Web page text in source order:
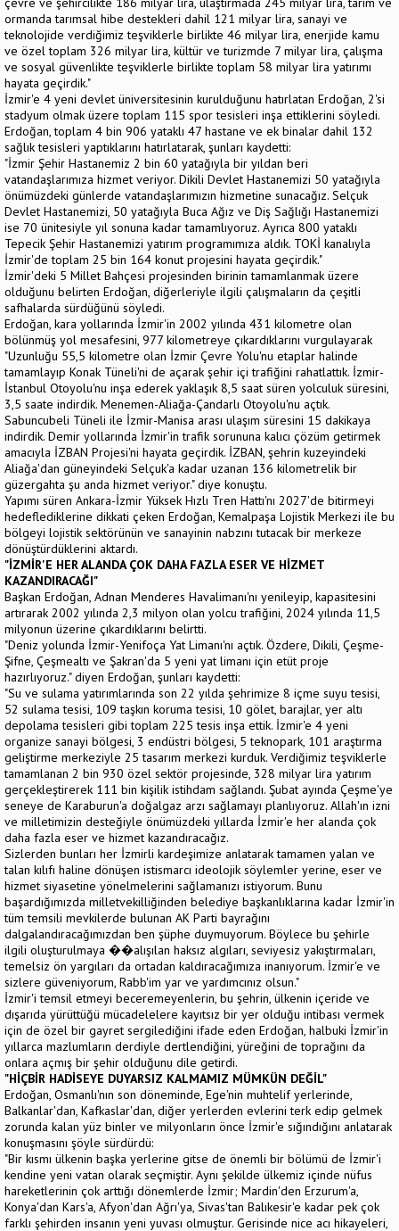
ormanda tarımsal hibe destekleri dahil 121 milyar lira, sanayi ve
teknolojide verdiğimiz teşviklerle birlikte 46 milyar lira, enerjide kamu
ve özel toplam 326 milyar lira, kültür ve turizmde 7 milyar lira, çalışma
ve sosyal güvenlikte teşviklerle birlikte toplam 58 milyar lira yatırımı
hayata geçirdik."
İzmir'e 4 yeni devlet üniversitesinin kurulduğunu hatırlatan Erdoğan, 2'si
stadyum olmak üzere toplam 115 spor tesisleri inşa ettiklerini söyledi.
Erdoğan, toplam 4 bin 906 yataklı 47 hastane ve ek binalar dahil 132
sağlık tesisleri yaptıklarını hatırlatarak, şunları kaydetti:
"İzmir Şehir Hastanemiz 2 bin 60 yatağıyla bir yıldan beri
vatandaşlarımıza hizmet veriyor. Dikili Devlet Hastanemizi 50 yatağıyla
önümüzdeki günlerde vatandaşlarımızın hizmetine sunacağız. Selçuk
Devlet Hastanemizi, 50 yatağıyla Buca Ağız ve Diş Sağlığı Hastanemizi
ise 70 ünitesiyle yıl sonuna kadar tamamlıyoruz. Ayrıca 800 yataklı
Tepecik Şehir Hastanemizi yatırım programımıza aldık. TOKİ kanalıyla
İzmir'de toplam 25 bin 164 konut projesini hayata geçirdik."
İzmir'deki 5 Millet Bahçesi projesinden birinin tamamlanmak üzere
olduğunu belirten Erdoğan, diğerleriyle ilgili çalışmaların da çeşitli
safhalarda sürdüğünü söyledi.
Erdoğan, kara yollarında İzmir'in 2002 yılında 431 kilometre olan
bölünmüş yol mesafesini, 977 kilometreye çıkardıklarını vurgulayarak
"Uzunluğu 55,5 kilometre olan İzmir Çevre Yolu'nu etaplar halinde
tamamlayıp Konak Tüneli'ni de açarak şehir içi trafiğini rahatlattık. İzmir-
İstanbul Otoyolu'nu inşa ederek yaklaşık 8,5 saat süren yolculuk süresini,
3,5 saate indirdik. Menemen-Aliağa-Çandarlı Otoyolu'nu açtık.
Sabuncubeli Tüneli ile İzmir-Manisa arası ulaşım süresini 15 dakikaya
indirdik. Demir yollarında İzmir'in trafik sorununa kalıcı çözüm getirmek
amacıyla İZBAN Projesi'ni hayata geçirdik. İZBAN, şehrin kuzeyindeki
Aliağa'dan güneyindeki Selçuk'a kadar uzanan 136 kilometrelik bir
güzergahta şu anda hizmet veriyor." diye konuştu.
Yapımı süren Ankara-İzmir Yüksek Hızlı Tren Hattı'nı 2027'de bitirmeyi
hedeflediklerine dikkati çeken Erdoğan, Kemalpaşa Lojistik Merkezi ile bu
bölgeyi lojistik sektörünün ve sanayinin nabzını tutacak bir merkeze
dönüştürdüklerini aktardı.
"İZMİR'E HER ALANDA ÇOK DAHA FAZLA ESER VE HİZMET
KAZANDIRACAĞI"
Başkan Erdoğan, Adnan Menderes Havalimanı'nı yenileyip, kapasitesini
artırarak 2002 yılında 2,3 milyon olan yolcu trafiğini, 2024 yılında 11,5
milyonun üzerine çıkardıklarını belirtti.
"Deniz yolunda İzmir-Yenifoça Yat Limanı'nı açtık. Özdere, Dikili, Çeşme-
Şifne, Çeşmealtı ve Şakran'da 5 yeni yat limanı için etüt proje
hazırlıyoruz." diyen Erdoğan, şunları kaydetti:
"Su ve sulama yatırımlarında son 22 yılda şehrimize 8 içme suyu tesisi,
52 sulama tesisi, 109 taşkın koruma tesisi, 10 gölet, barajlar, yer altı
depolama tesisleri gibi toplam 225 tesis inşa ettik. İzmir'e 4 yeni
organize sanayi bölgesi, 3 endüstri bölgesi, 5 teknopark, 101 araştırma
geliştirme merkeziyle 25 tasarım merkezi kurduk. Verdiğimiz teşviklerle
tamamlanan 2 bin 930 özel sektör projesinde, 328 milyar lira yatırım
gerçekleştirerek 111 bin kişilik istihdam sağlandı. Şubat ayında Çeşme'ye
seneye de Karaburun'a doğalgaz arzı sağlamayı planlıyoruz. Allah'ın izni
ve milletimizin desteğiyle önümüzdeki yıllarda İzmir'e her alanda çok
daha fazla eser ve hizmet kazandıracağız.
Sizlerden bunları her İzmirli kardeşimize anlatarak tamamen yalan ve
talan kılıfı haline dönüşen istismarcı ideolojik söylemler yerine, eser ve
hizmet siyasetine yönelmelerini sağlamanızı istiyorum. Bunu
başardığımızda milletvekilliğinden belediye başkanlıklarına kadar İzmir'in
tüm temsili mevkilerde bulunan AK Parti bayrağını
dalgalandıracağımızdan ben şüphe duymuyorum. Böylece bu şehirle
ilgili oluşturulmaya ��alışılan haksız algıları, seviyesiz yakıştırmaları,
temelsiz ön yargıları da ortadan kaldıracağımıza inanıyorum. İzmir'e ve
sizlere güveniyorum, Rabb'im yar ve yardımcınız olsun."
İzmir'i temsil etmeyi beceremeyenlerin, bu şehrin, ülkenin içeride ve
dışarıda yürüttüğü mücadelelere kayıtsız bir yer olduğu intibası vermek
için de özel bir gayret sergilediğini ifade eden Erdoğan, halbuki İzmir'in
yıllarca mazlumların derdiyle dertlendiğini, yüreğini de toprağını da
onlara açmış bir şehir olduğunu dile getirdi.
"HİÇBİR HADİSEYE DUYARSIZ KALMAMIZ MÜMKÜN DEĞİL"
Erdoğan, Osmanlı'nın son döneminde, Ege'nin muhtelif yerlerinde,
Balkanlar'dan, Kafkaslar'dan, diğer yerlerden evlerini terk edip gelmek
zorunda kalan yüz binler ve milyonların önce İzmir'e sığındığını anlatarak
konuşmasını şöyle sürdürdü:
"Bir kısmı ülkenin başka yerlerine gitse de önemli bir bölümü de İzmir'i
kendine yeni vatan olarak seçmiştir. Aynı şekilde ülkemiz içinde nüfus
hareketlerinin çok arttığı dönemlerde İzmir; Mardin'den Erzurum'a,
Konya'dan Kars'a, Afyon'dan Ağrı'ya, Sivas'tan Balıkesir'e kadar pek çok
farklı şehirden insanın yeni yuvası olmuştur. Gerisinde nice acı hikayeleri,